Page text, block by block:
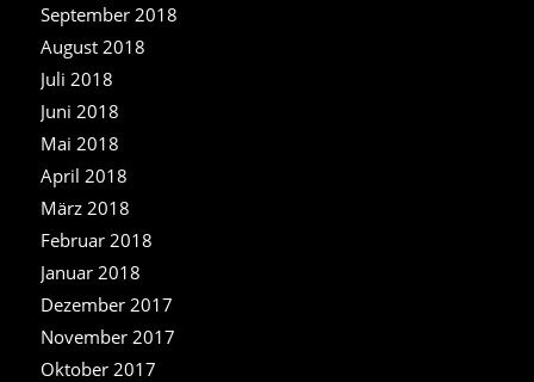
September 2018
August 2018
Juli 2018
Juni 2018
Mai 2018
April 2018
März 2018
Februar 2018
Januar 2018
Dezember 2017
November 2017
Oktober 2017